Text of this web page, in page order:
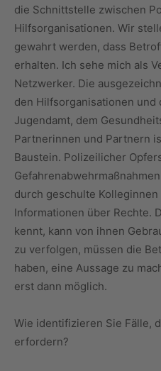
die Schnittstelle zwischen
Hilfsorganisationen. Wir
gewahrt werden, dass
erhalten. Ich sehe mich als
Netzwerker. Die
den Hilfsorganisationen und
Jugendamt, dem
Partnerinnen und Partnern
Baustein. Polizeilicher
durch geschulte
Informationen über Rechte.
kennt, kann von ihnen
zu verfolgen, müssen die
haben, eine Aussage zu
erst dann möglich.
Wie identifizieren Sie Fälle,
erfordern?